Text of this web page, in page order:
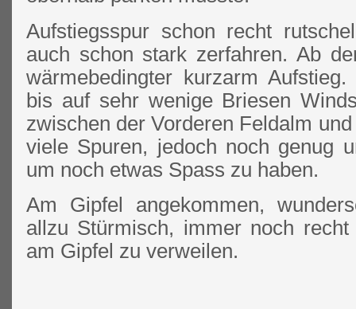
Aufstiegsspur schon recht
auch schon stark zerfahren. Ab
wärmebedingter kurzarm
bis auf sehr wenige Briesen
zwischen der Vorderen Feldalm
viele Spuren, jedoch noch genug
um noch etwas Spass zu haben.
Am Gipfel angekommen,
allzu Stürmisch, immer noch
am Gipfel zu verweilen.